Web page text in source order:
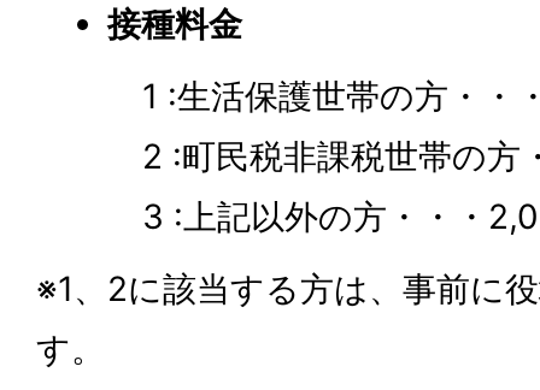
接種料金
1 :生活保護世帯の方・・
2 :町民税非課税世帯の方
3 :上記以外の方・・・
※1、2に該当する方は、事前に
す。